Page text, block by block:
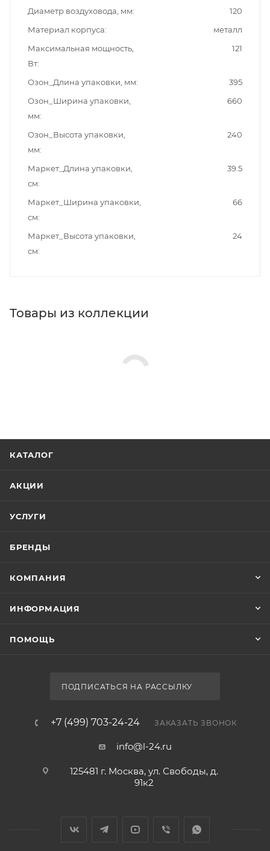
Диаметр воздуховода, мм
120
Материал корпуса
металл
Максимальная мощность,
Вт
121
Озон_Длина упаковки, мм
395
Озон_Ширина упаковки,
мм
660
Озон_Высота упаковки,
мм
240
Маркет_Длина упаковки,
см
39.5
Маркет_Ширина упаковки,
см
66
Маркет_Высота упаковки,
см
24
Товары из коллекции
КАТАЛОГ
АКЦИИ
УСЛУГИ
БРЕНДЫ
КОМПАНИЯ
ИНФОРМАЦИЯ
ПОМОЩЬ
ПОДПИСАТЬСЯ НА РАССЫЛКУ
+7 (499) 703-24-24 ЗАКАЗАТЬ ЗВОНОК
info@l-24.ru
125481 г. Москва, ул. Свободы, д.
91к2